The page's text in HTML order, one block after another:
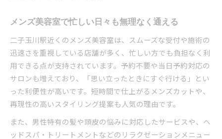
メンズ美容室で忙しい日々も無理なく通える
二子玉川駅近くのメンズ美容室は、スムーズな受付や施術の
迅速さを重視している店舗が多く、忙しい方でも負担なく利
用できる点が支持されています。予約不要や当日予約対応の
サロンも増えており、「思い立ったときにすぐ行ける」とい
った利便性が高いです。短時間で仕上がるメンズカットや、
再現性の高いスタイリング提案も人気の理由です。
また、男性特有の髪や頭皮の悩みに対応したサービスや、ヘ
ッドスパ・トリートメントなどのリラクゼーションメニュー